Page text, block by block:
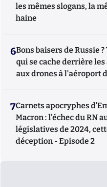
les mêmes slogans, la
haine
6Bons baisers de Russie ?
qui se cache derrière
aux drones à l'aéroport
7Carnets apocryphes
Macron : l’échec du RN
législatives de 2024,
déception - Episode 2